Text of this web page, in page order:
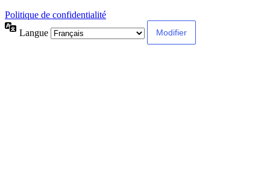
Politique de confidentialité
Langue